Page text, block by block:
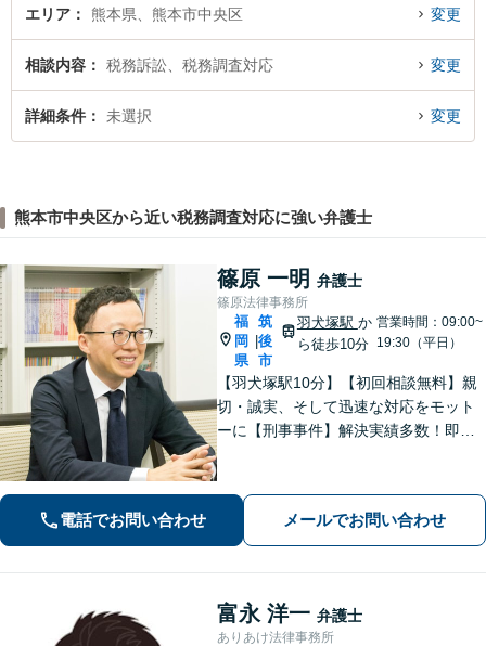
エリア 熊本県、熊本市中央区 変更
相談内容 税務訴訟、税務調査対応 変更
詳細条件 未選択 変更
熊本市中央区から近い税務調査対応に強い弁護士
篠原 一明 弁護士
篠原法律事務所
福
岡
県
|
筑
後
市
羽犬塚駅 か
ら徒歩10分
営業時間：09:00~
19:30（平日）
【羽犬塚駅10分】【初回相談無料】親
切・誠実、そして迅速な対応をモット
ーに【刑事事件】解決実績多数！即時
選択肢と法的権利を明確にし、納得の
いく決断ができるよう支援いたします
電話でお問い合わせ メールでお問い合わせ
富永 洋一 弁護士
ありあけ法律事務所